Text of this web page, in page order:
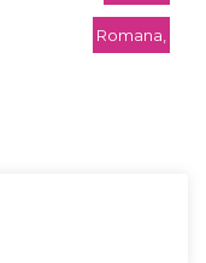
Romana,